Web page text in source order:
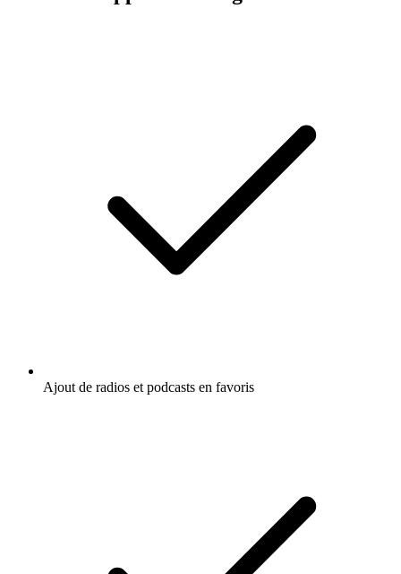
Ajout de radios et podcasts en favoris